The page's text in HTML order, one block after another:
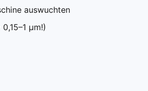
auswuchten
μm!)